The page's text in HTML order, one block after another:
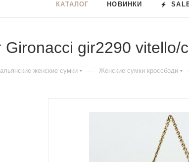
КАТАЛОГ НОВИНКИ
Gironacci gir2290 vitello/
женские сумки — Женские сумки кроссбоди